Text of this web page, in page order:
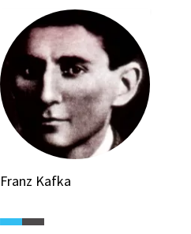
Franz Kafka